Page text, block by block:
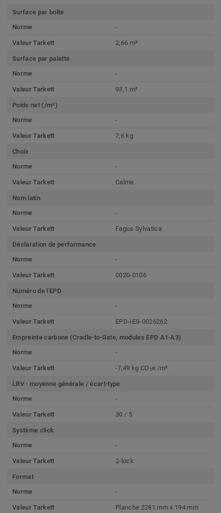
Surface par boîte
Norme
-
Valeur Tarkett 2,66 m²
Surface par palette
Norme
-
Valeur Tarkett 93,1 m²
Poids net (/m²)
Norme
-
Valeur Tarkett 7,6 kg
Choix
Norme
-
Valeur Tarkett Calme
Nom latin
Norme
-
Valeur Tarkett Fagus Sylvatica
Déclaration de performance
Norme
-
Valeur Tarkett 0020-0106
Numéro de l'EPD
Norme
-
Valeur Tarkett EPD-IES-0026262
Empreinte carbone (Cradle-to-Gate, modules EPD A1-A3)
Norme
-
Valeur Tarkett -7,49 kg CO₂e /m²
LRV - moyenne générale / écart-type
Norme
-
Valeur Tarkett 30 / 5
Système click
Norme
-
Valeur Tarkett 2-lock
Format
Norme
-
Valeur Tarkett Planche 2281 mm x 194 mm